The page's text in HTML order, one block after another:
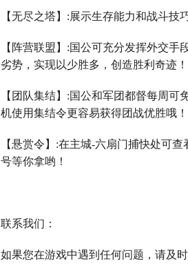
【无尽之塔】 :展示生存能力和战斗技
【阵营联盟】 :国公可充分发挥外交手
劣势，实现以少胜多，创造胜利奇迹！
【团队集结】 :国公和军团都督每周可
机使用集结令更容易获得团战优胜哦！
【悬赏令】 :在主城-六扇门捕快处可查
号等你拿哟！
联系我们：
如果您在游戏中遇到任何问题，请及时